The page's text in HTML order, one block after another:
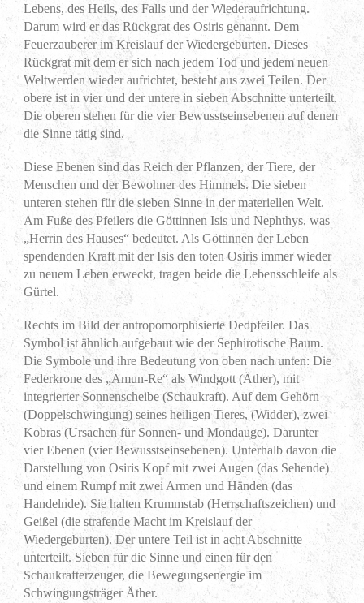
Lebens, des Heils, des Falls und der Wiederaufrichtung.
Darum wird er das Rückgrat des Osiris genannt. Dem
Feuerzauberer im Kreislauf der Wiedergeburten. Dieses
Rückgrat mit dem er sich nach jedem Tod und jedem neuen
Weltwerden wieder aufrichtet, besteht aus zwei Teilen. Der
obere ist in vier und der untere in sieben Abschnitte unterteilt.
Die oberen stehen für die vier Bewusstseinsebenen auf denen
die Sinne tätig sind.
Diese Ebenen sind das Reich der Pflanzen, der Tiere, der
Menschen und der Bewohner des Himmels. Die sieben
unteren stehen für die sieben Sinne in der materiellen Welt.
Am Fuße des Pfeilers die Göttinnen Isis und Nephthys, was
„Herrin des Hauses“ bedeutet. Als Göttinnen der Leben
spendenden Kraft mit der Isis den toten Osiris immer wieder
zu neuem Leben erweckt, tragen beide die Lebensschleife als
Gürtel.
Rechts im Bild der antropomorphisierte Dedpfeiler. Das
Symbol ist ähnlich aufgebaut wie der Sephirotische Baum.
Die Symbole und ihre Bedeutung von oben nach unten: Die
Federkrone des „Amun-Re“ als Windgott (Äther), mit
integrierter Sonnenscheibe (Schaukraft). Auf dem Gehörn
(Doppelschwingung) seines heiligen Tieres, (Widder), zwei
Kobras (Ursachen für Sonnen- und Mondauge). Darunter
vier Ebenen (vier Bewusstseinsebenen). Unterhalb davon die
Darstellung von Osiris Kopf mit zwei Augen (das Sehende)
und einem Rumpf mit zwei Armen und Händen (das
Handelnde). Sie halten Krummstab (Herrschaftszeichen) und
Geißel (die strafende Macht im Kreislauf der
Wiedergeburten). Der untere Teil ist in acht Abschnitte
unterteilt. Sieben für die Sinne und einen für den
Schaukrafterzeuger, die Bewegungsenergie im
Schwingungsträger Äther.